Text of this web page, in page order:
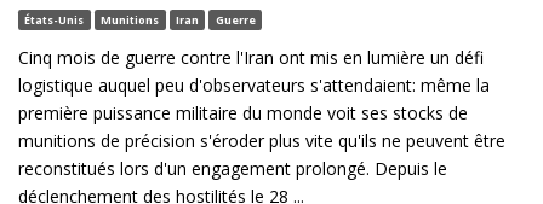
États-Unis Munitions Iran Guerre
Cinq mois de guerre contre l'Iran ont mis en lumière un défi
logistique auquel peu d'observateurs s'attendaient: même la
première puissance militaire du monde voit ses stocks de
munitions de précision s'éroder plus vite qu'ils ne peuvent être
reconstitués lors d'un engagement prolongé. Depuis le
déclenchement des hostilités le 28 ...